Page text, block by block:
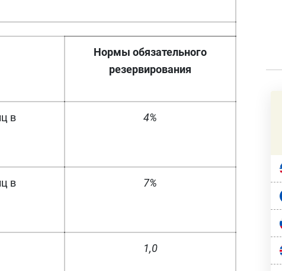
Нормы обязательного
резервирования
в
4%
в
7%
1,0